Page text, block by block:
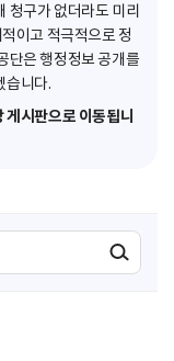
청구가 없더라도 미리
이고 적극적으로 정
단은 행정정보 공개를
습니다.
시판으로 이동됩니
검색실행